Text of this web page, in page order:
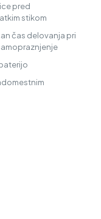
pred
stikom
čas delovanja pri